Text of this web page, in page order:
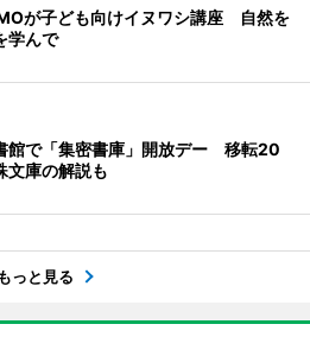
が子ども向けイヌワシ講座 自然を
学んで
館で「集密書庫」開放デー 移転20
文庫の解説も
もっと見る